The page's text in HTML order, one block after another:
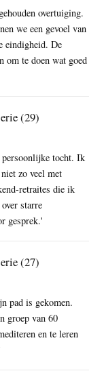
overtuiging.
we een gevoel van
eindigheid. De
om te doen wat goed
(29)
tocht. Ik
zo veel met
retraites die ik
starre
gesprek.'
(27)
pad is gekomen.
groep van 60
en te leren